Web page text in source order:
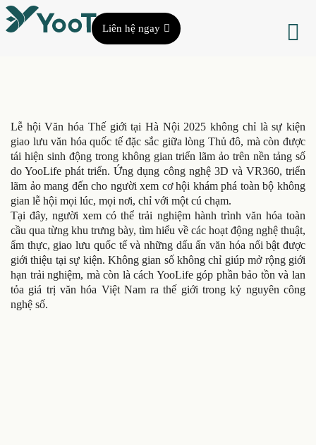
Liên hệ ngay
Lễ hội Văn hóa Thế giới tại Hà Nội 2025 không chỉ là sự kiện
giao lưu văn hóa quốc tế đặc sắc giữa lòng Thủ đô, mà còn được
tái hiện sinh động trong không gian triển lãm ảo trên nền tảng số
do YooLife phát triển. Ứng dụng công nghệ 3D và VR360, triển
lãm ảo mang đến cho người xem cơ hội khám phá toàn bộ không
gian lễ hội mọi lúc, mọi nơi, chỉ với một cú chạm.
Tại đây, người xem có thể trải nghiệm hành trình văn hóa toàn
cầu qua từng khu trưng bày, tìm hiểu về các hoạt động nghệ thuật,
ẩm thực, giao lưu quốc tế và những dấu ấn văn hóa nổi bật được
giới thiệu tại sự kiện. Không gian số không chỉ giúp mở rộng giới
hạn trải nghiệm, mà còn là cách YooLife góp phần bảo tồn và lan
tỏa giá trị văn hóa Việt Nam ra thế giới trong kỷ nguyên công
nghệ số.